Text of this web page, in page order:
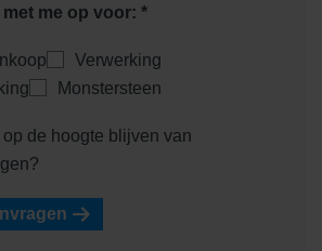
me op voor: *
Inkoop
Verwerking
Monstersteen
de hoogte blijven van